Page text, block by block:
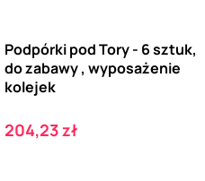
Podpórki pod Tory - 6 sztuk,
do zabawy , wyposażenie
kolejek
Cena
204,23 zł